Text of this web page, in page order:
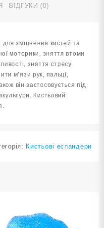
ВІДГУКИ (0)
зміцнення кистей та
моторики, зняття втоми
зняття стресу.
м’язи рук, пальці,
він застосовується під
Кистьовий
Кистьові еспандери